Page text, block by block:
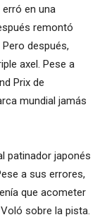
erró en una
remontó
después,
axel. Pese a
Prix de
mundial jamás
patinador japonés
a sus errores,
que acometer
sobre la pista.